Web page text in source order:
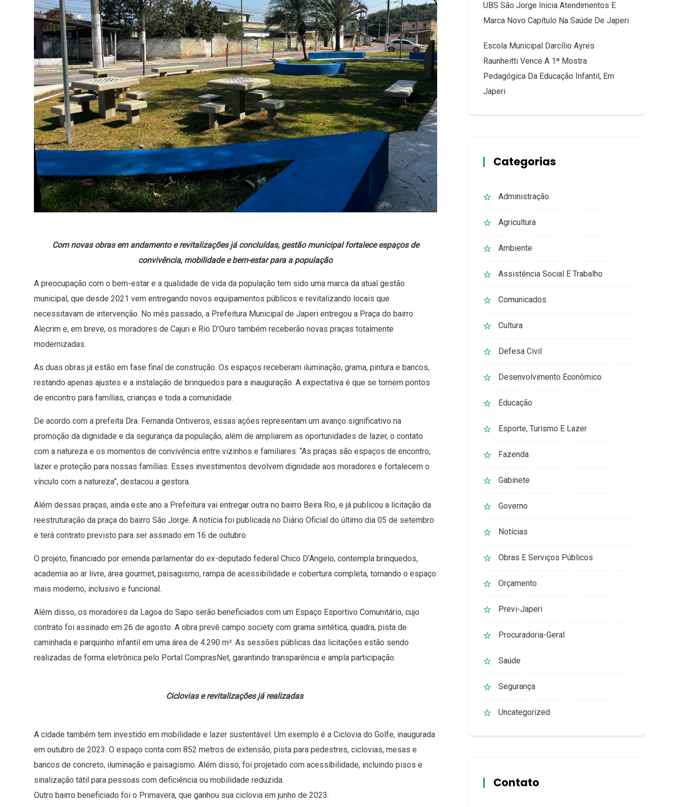
Com novas obras em andamento e revitalizações já concluídas, gestão municipal fortalece espaços de
convivência, mobilidade e bem-estar para a população
A preocupação com o bem-estar e a qualidade de vida da população tem sido uma marca da atual gestão
municipal, que desde 2021 vem entregando novos equipamentos públicos e revitalizando locais que
necessitavam de intervenção. No mês passado, a Prefeitura Municipal de Japeri entregou a Praça do bairro
Alecrim e, em breve, os moradores de Cajuri e Rio D’Ouro também receberão novas praças totalmente
modernizadas.
As duas obras já estão em fase final de construção. Os espaços receberam iluminação, grama, pintura e bancos,
restando apenas ajustes e a instalação de brinquedos para a inauguração. A expectativa é que se tornem pontos
de encontro para famílias, crianças e toda a comunidade.
De acordo com a prefeita Dra. Fernanda Ontiveros, essas ações representam um avanço significativo na
promoção da dignidade e da segurança da população, além de ampliarem as oportunidades de lazer, o contato
com a natureza e os momentos de convivência entre vizinhos e familiares. “As praças são espaços de encontro,
lazer e proteção para nossas famílias. Esses investimentos devolvem dignidade aos moradores e fortalecem o
vínculo com a natureza”, destacou a gestora.
Além dessas praças, ainda este ano a Prefeitura vai entregar outra no bairro Beira Rio, e já publicou a licitação da
reestruturação da praça do bairro São Jorge. A notícia foi publicada no Diário Oficial do último dia 05 de setembro
e terá contrato previsto para ser assinado em 16 de outubro.
O projeto, financiado por emenda parlamentar do ex-deputado federal Chico D’Angelo, contempla brinquedos,
academia ao ar livre, área gourmet, paisagismo, rampa de acessibilidade e cobertura completa, tornando o espaço
mais moderno, inclusivo e funcional.
Além disso, os moradores da Lagoa do Sapo serão beneficiados com um Espaço Esportivo Comunitário, cujo
contrato foi assinado em 26 de agosto. A obra prevê campo society com grama sintética, quadra, pista de
caminhada e parquinho infantil em uma área de 4.290 m². As sessões públicas das licitações estão sendo
realizadas de forma eletrônica pelo Portal ComprasNet, garantindo transparência e ampla participação.
Ciclovias e revitalizações já realizadas
A cidade também tem investido em mobilidade e lazer sustentável. Um exemplo é a Ciclovia do Golfe, inaugurada
em outubro de 2023. O espaço conta com 852 metros de extensão, pista para pedestres, ciclovias, mesas e
bancos de concreto, iluminação e paisagismo. Além disso, foi projetado com acessibilidade, incluindo pisos e
sinalização tátil para pessoas com deficiência ou mobilidade reduzida.
Outro bairro beneficiado foi o Primavera, que ganhou sua ciclovia em junho de 2023.
UBS São Jorge Inicia Atendimentos E
Marca Novo Capítulo Na Saúde De Japeri
Escola Municipal Darcílio Ayres
Raunheitti Vence A 1ª Mostra
Pedagógica Da Educação Infantil, Em
Japeri
Categorias
Administração
Agricultura
Ambiente
Assistência Social E Trabalho
Comunicados
Cultura
Defesa Civil
Desenvolvimento Econômico
Educação
Esporte, Turismo E Lazer
Fazenda
Gabinete
Governo
Notícias
Obras E Serviços Públicos
Orçamento
Previ-Japeri
Procuradoria-Geral
Saúde
Segurança
Uncategorized
Contato